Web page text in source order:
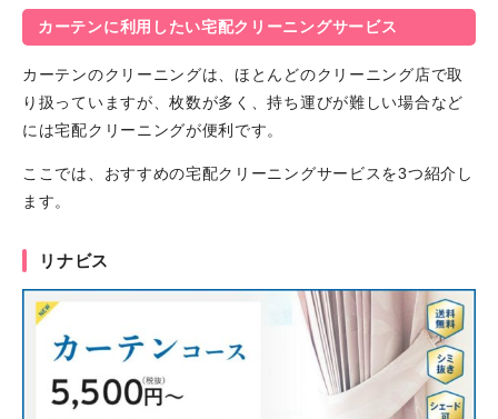
カーテンに利用したい宅配クリーニングサービス
カーテンのクリーニングは、ほとんどのクリーニング店で取
り扱っていますが、枚数が多く、持ち運びが難しい場合など
には宅配クリーニングが便利です。
ここでは、おすすめの宅配クリーニングサービスを3つ紹介し
ます。
リナビス